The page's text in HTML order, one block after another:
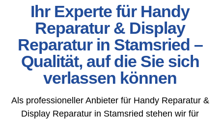
Ihr Experte für Handy
Reparatur & Display
Reparatur in Stamsried –
Qualität, auf die Sie sich
verlassen können
Als professioneller Anbieter für Handy Reparatur &
Display Reparatur in Stamsried stehen wir für